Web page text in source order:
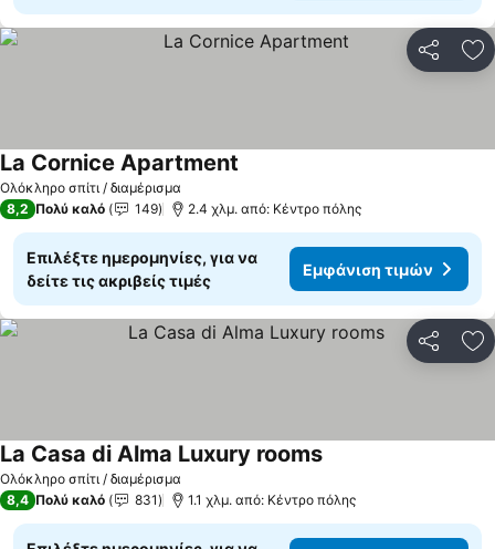
Ολόκληρο σπίτι / διαμέρισμα
La Cornice Apartment
8,2 Πολύ καλό 149 2.4 χλμ. από: Κέντρο πόλης
Επιλέξτε ημερομηνίες, για να
δείτε τις ακριβείς τιμές
Εμφάνιση τιμών
Ολόκληρο σπίτι / διαμέρισμα
La Casa di Alma Luxury rooms
8,4 Πολύ καλό 831 1.1 χλμ. από: Κέντρο πόλης